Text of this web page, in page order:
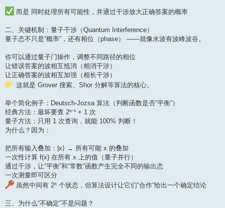
而是 同时处理所有可能性，并通过干涉放大正确答案的概率
二、关键机制：量子干涉（Quantum Interference）
量子态不只是“概率”，还有相位（phase） ——就像水波有波峰波谷。
你可以通过量子门操作，调整不同路径的相位
让错误答案的波相互抵消（相消干涉）
让正确答案的波相互加强（相长干涉）
这就是 Grover 搜索、Shor 分解等算法的核心。
举个简化例子：Deutsch-Jozsa 算法（判断函数是否“平衡”）
经典方法：最坏要查 2ⁿ⁻¹ + 1 次
量子方法：只用 1 次查询，就能 100% 判断！
为什么？因为：
把所有输入叠加：|x⟩ → 所有可能 x 的叠加
一次性计算 f(x) 在所有 x 上的值（量子并行）
通过干涉，让“平衡”和“常数”函数产生完全不同的输出态
一次测量即可区分
虽然中间有 2ⁿ 个状态，但算法设计让它们“合作”给出一个确定结论
三、为什么“不确定”不是问题？